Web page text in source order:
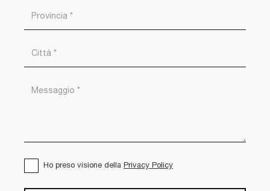
Ho preso visione della Privacy Policy